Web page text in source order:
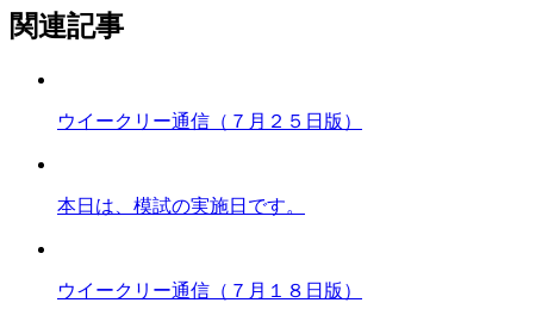
関連記事
ウイークリー通信（７月２５日版）
本日は、模試の実施日です。
ウイークリー通信（７月１８日版）